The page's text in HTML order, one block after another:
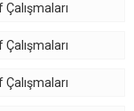
Çalışmaları
Çalışmaları
Çalışmaları